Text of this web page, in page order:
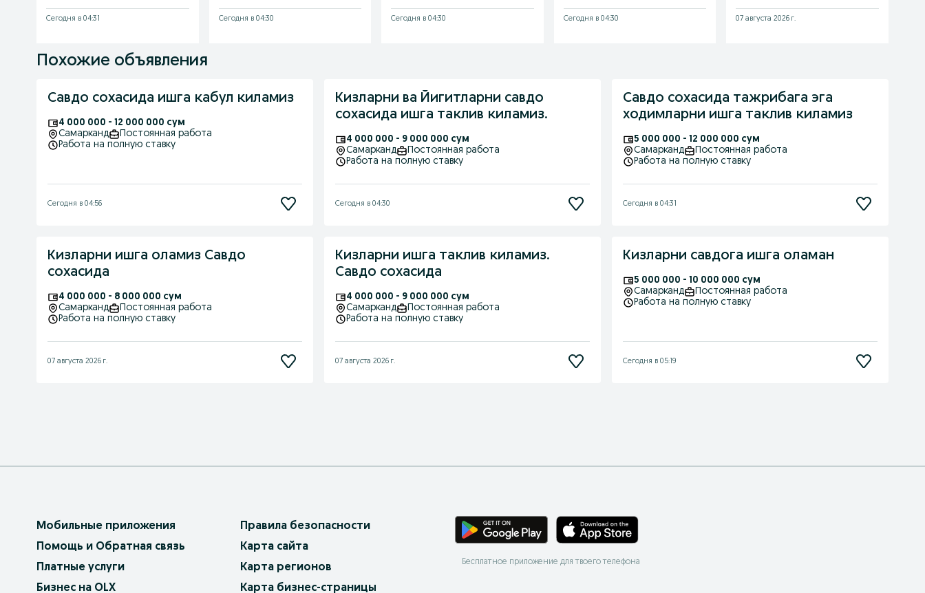
Сегодня в 04:31 Сегодня в 04:30 Сегодня в 04:30 Сегодня в 04:30 07 августа 2026 г.
Похожие объявления
Савдо сохасида ишга кабул киламиз
4 000 000 - 12 000 000 сум
Самарканд
Постоянная работа
Работа на полную ставку
Сегодня в 04:56
Кизларни ва Йигитларни савдо
сохасида ишга таклив киламиз.
4 000 000 - 9 000 000 сум
Самарканд
Постоянная работа
Работа на полную ставку
Сегодня в 04:30
Савдо сохасида тажрибага эга
ходимларни ишга таклив киламиз
5 000 000 - 12 000 000 сум
Самарканд
Постоянная работа
Работа на полную ставку
Сегодня в 04:31
Кизларни ишга оламиз Савдо
сохасида
4 000 000 - 8 000 000 сум
Самарканд
Постоянная работа
Работа на полную ставку
07 августа 2026 г.
Кизларни ишга таклив киламиз.
Савдо сохасида
4 000 000 - 9 000 000 сум
Самарканд
Постоянная работа
Работа на полную ставку
07 августа 2026 г.
Кизларни савдога ишга оламан
5 000 000 - 10 000 000 сум
Самарканд
Постоянная работа
Работа на полную ставку
Сегодня в 05:19
Мобильные приложения
Помощь и Обратная связь
Платные услуги
Бизнес на OLX
Правила безопасности
Карта сайта
Карта регионов
Карта бизнес-страницы
Бесплатное приложение для твоего телефона